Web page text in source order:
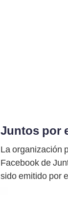
Juntos por
La organización
Facebook de
sido emitido por